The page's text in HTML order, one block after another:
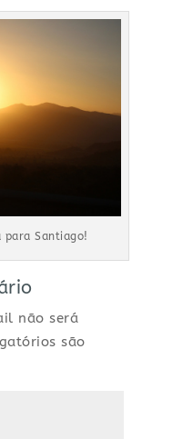
para Santiago!
não será
são